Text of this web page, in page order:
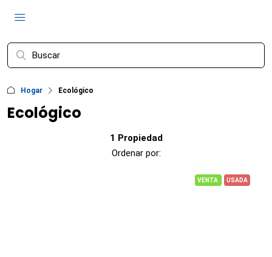
Hogar Ecológico
Ecológico
1 Propiedad
Ordenar por:
VENTA USADA